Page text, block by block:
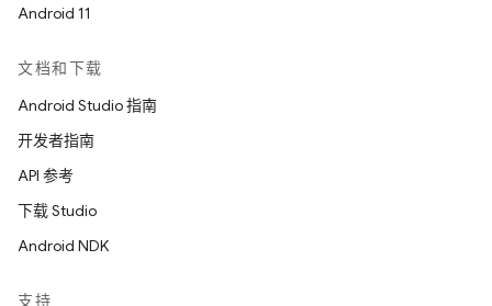
Android 11
文档和下载
Android Studio 指南
开发者指南
API 参考
下载 Studio
Android NDK
支持